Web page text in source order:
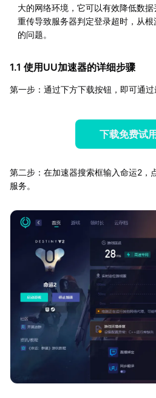
大的网络环境，它可以有效降低数
重传导致服务器判定登录超时，从
的问题。
1.1 使用UU加速器的详细步骤
第一步：通过下方下载按钮，即可通过
下载免费试
第二步：在加速器搜索框输入命运2，
服务。